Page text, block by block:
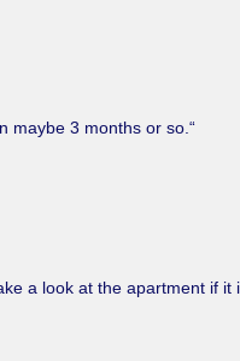
maybe 3 months or so.“
a look at the apartment if it